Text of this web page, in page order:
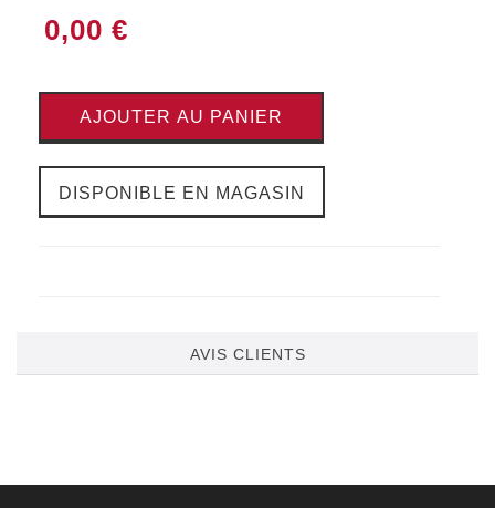
0,00 €
AJOUTER AU PANIER
DISPONIBLE EN MAGASIN
AVIS CLIENTS